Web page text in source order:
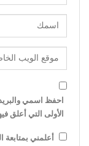
احفظ اسمي
الأولى التي أعلق
أعلمني بمتابعة